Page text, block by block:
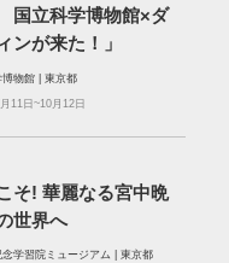
国立科学博物館×ダ
ンが来た！」
博物館 | 東京都
11日~10月12日
そ! 華麗なる宮中晩
世界へ
念学習院ミュージアム | 東京都